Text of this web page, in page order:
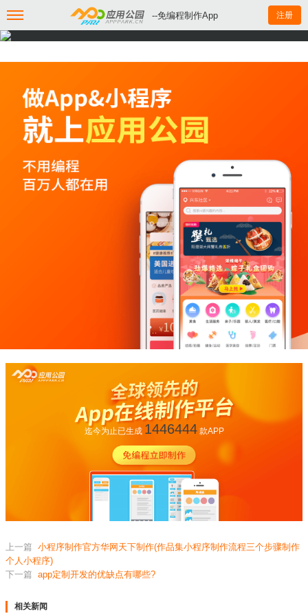
--免编程制作App 注册
迄今为止已生成 1446444款APP
上一篇 小程序制作官方华网天下制作(作品集小程序制作流程三个步骤制作
个人小程序)
下一篇 app定制开发的优缺点有哪些?
相关新闻